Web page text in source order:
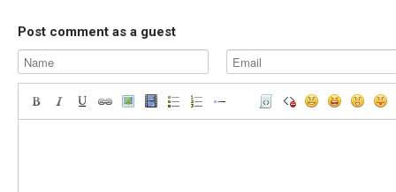
Post comment as a guest